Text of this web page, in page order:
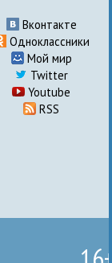
Вконтакте
Одноклассники
Мой мир
Twitter
Youtube
RSS